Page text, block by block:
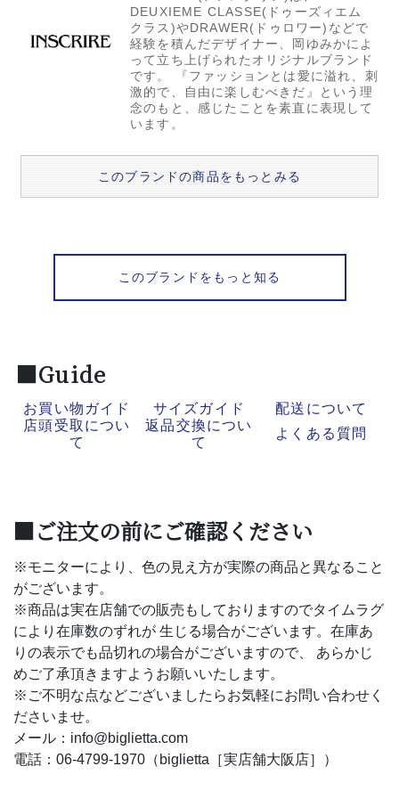
DEUXIEME CLASSE(ドゥーズィエム
クラス)やDRAWER(ドゥロワー)などで
経験を積んだデザイナー、岡ゆみかによ
って立ち上げられたオリジナルブランド
です。 『ファッションとは愛に溢れ、刺
激的で、自由に楽しむべきだ』という理
念のもと、感じたことを素直に表現して
います。
このブランドの商品をもっとみる
このブランドをもっと知る
■Guide
お買い物ガイド サイズガイド
配送について
店頭受取につい
て
返品交換につい
て
よくある質問
■ご注文の前にご確認ください
※モニターにより、色の見え方が実際の商品と異なること
がございます。
※商品は実在店舗での販売もしておりますのでタイムラグ
により在庫数のずれが 生じる場合がございます。在庫あ
りの表示でも品切れの場合がございますので、 あらかじ
めご了承頂きますようお願いいたします。
※ご不明な点などございましたらお気軽にお問い合わせく
ださいませ。
メール：info@biglietta.com
電話：06-4799-1970（biglietta［実店舗大阪店］）